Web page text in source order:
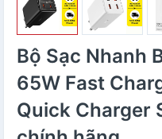
Bộ Sạc Nhanh
65W Fast
Quick Charger